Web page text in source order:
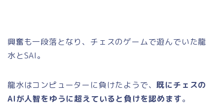
興奮も一段落となり、チェスのゲームで遊んでいた龍
水とSAI。
龍水はコンピューターに負けたようで、既にチェスの
AIが人智をゆうに超えていると負けを認めます。